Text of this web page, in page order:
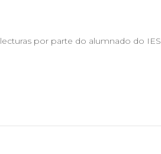
por parte do alumnado do IES